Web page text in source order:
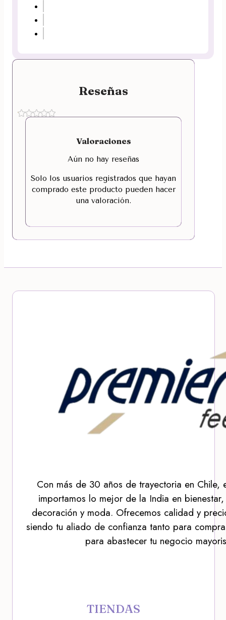
Reseñas
Valoraciones
Aún no hay reseñas
Solo los usuarios registrados que hayan
comprado este producto pueden hacer
una valoración.
Con más de 30 años de trayectoria en Chile,
importamos lo mejor de la India en
decoración y moda. Ofrecemos calidad y
siendo tu aliado de confianza tanto para
para abastecer tu negocio
TIENDAS